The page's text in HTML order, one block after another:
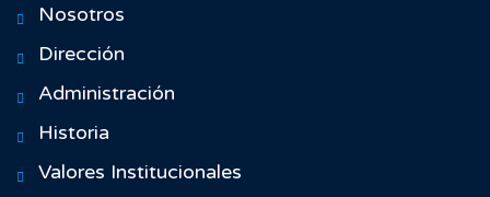
Nosotros
Dirección
Administración
Historia
Valores Institucionales